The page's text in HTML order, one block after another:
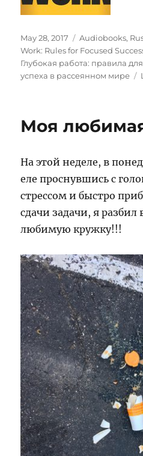
Posted
on
May 28, 2017 Categories
Audiobooks,
Work: Rules for Focused
Глубокая работа: правила
успеха в рассеянном мире
Моя
На этой неделе, в
еле проснувшись с
стрессом и быстро
сдачи задачи, я
любимую кружку!!!